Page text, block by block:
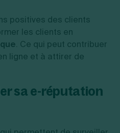
positives des clients
les clients en
. Ce qui peut contribuer
ligne et à attirer de
sa e-réputation